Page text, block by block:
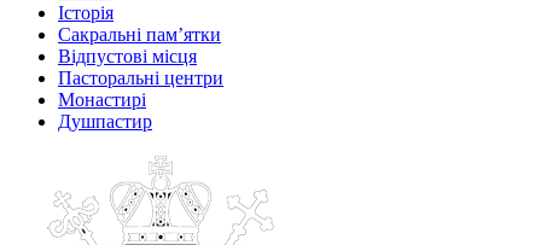
Історія
Сакральні пам’ятки
Відпустові місця
Пасторальні центри
Монастирі
Душпастир